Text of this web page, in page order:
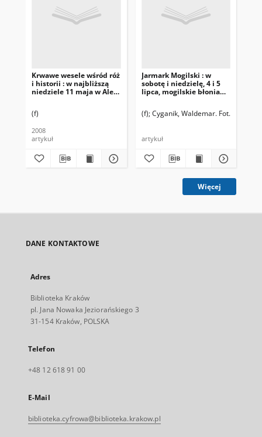
Krwawe wesele wśród róż
i historii : w najbliższą
niedziele 11 maja w Alei
(f)
2008
artykuł
Jarmark Mogilski : w
sobotę i niedzielę, 4 i 5
lipca, mogilskie błonia
(f) Cyganik, Waldemar. Fot.
artykuł
Więcej
DANE KONTAKTOWE
Adres
Biblioteka Kraków
pl. Jana Nowaka Jeziorańskiego 3
31-154 Kraków, POLSKA
Telefon
+48 12 618 91 00
E-Mail
biblioteka.cyfrowa@biblioteka.krakow.pl